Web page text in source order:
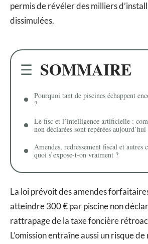
permis de révéler des milliers
dissimulées.
SOMMAIRE
Pourquoi tant de piscines échappent
?
Le fisc et l’intelligence artificielle :
non déclarées sont repérées aujourd’hui
Amendes, redressement fiscal et autres
quoi s’expose-t-on vraiment ?
La loi prévoit des amendes
atteindre 300 € par piscine non
rattrapage de la taxe foncière
L’omission entraîne aussi un risque